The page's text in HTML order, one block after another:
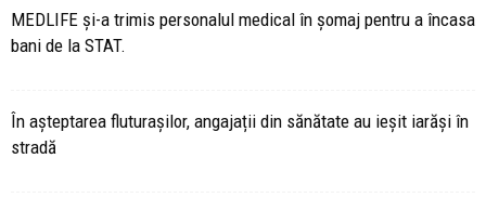
MEDLIFE și-a trimis personalul medical în șomaj pentru a încasa
bani de la STAT.
În așteptarea fluturașilor, angajații din sănătate au ieșit iarăși în
stradă